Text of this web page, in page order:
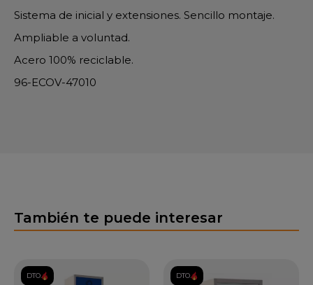
Sistema de inicial y extensiones. Sencillo montaje.
Ampliable a voluntad.
Acero 100% reciclable.
96-ECOV-47010
También te puede interesar
DTO. DTO.